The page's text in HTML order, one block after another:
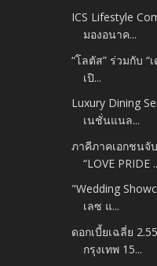
ICS Lifestyle
มองอนาค...
“โลตัส” ร่วมกับ “
เปิ...
Luxury Dining
เนชั่นแนล...
ภาคีภาคเอกชนจั
“LOVE PRIDE
"Wedding
เลซ แ...
ดอกเบี้ยเฉลี่ย
กรุงเทพ 15...